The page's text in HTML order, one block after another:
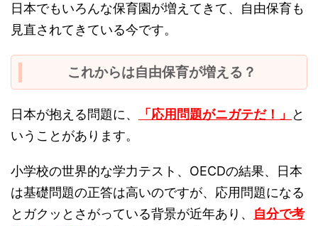
日本でもいろんな保育園が増えてきて、自由保育も
見直されてきている今です。
これからは自由保育が増える？
日本が抱える問題に、 「応用問題がニガテだ！」
と
いうことがあります。
小学校の世界的な学力テスト、OECDの結果、日本
は基礎問題の正答は高いのですが、応用問題になる
とガクッとさがっている背景が近年あり、 自分で考